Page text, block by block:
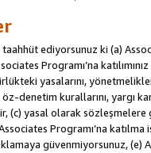
ediyorsunuz ki (a)
Programı’na
yasalarını,
öz-denetim kurallarını, yargı
(c) yasal olarak
Programı’na
güvenmiyorsunuz, (e)